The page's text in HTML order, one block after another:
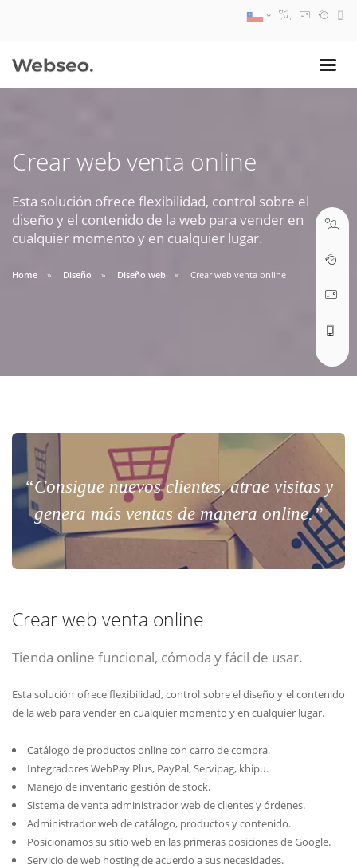
Crear web venta online
Esta solución ofrece flexibilidad, control sobre el
diseño y el contenido de la web para vender en
cualquier momento y en cualquier lugar.
Home Diseño Diseño web Crear web venta online
“Consigue nuevos clientes, atrae visitas y
genera más ventas de manera online.”
Crear web venta online
Tienda online funcional, cómoda y fácil de usar.
Esta solución ofrece flexibilidad, control sobre el diseño y el contenido
de la web para vender en cualquier momento y en cualquier lugar.
Catálogo de productos online con carro de compra.
Integradores WebPay Plus, PayPal, Servipag, khipu.
Manejo de inventario gestión de stock.
Sistema de venta administrador web de clientes y órdenes.
Administrador web de catálogo, productos y contenido.
Posicionamos su sitio web en las primeras posiciones de Google.
Servicio de web hosting de acuerdo a sus necesidades.
09:30 AM A 18:30 PM
soporte@webseo.cl
ABRIR TICKET